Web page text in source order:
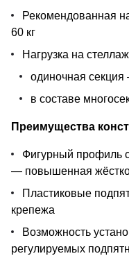
Рекомендованная
60 кг
Нагрузка на
одиночная секция
в составе
Преимущества
Фигурный профиль
— повышенная
Пластиковые
крепежа
Возможность
регулируемых